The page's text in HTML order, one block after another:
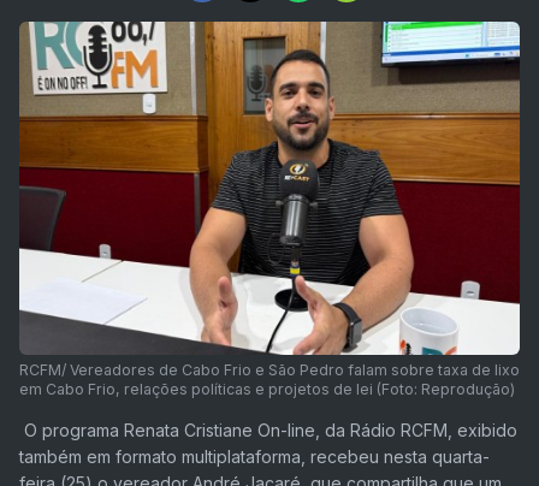
RCFM/ Vereadores de Cabo Frio e São Pedro falam sobre taxa de lixo
em Cabo Frio, relações políticas e projetos de lei (Foto: Reprodução)
O programa Renata Cristiane On-line, da Rádio RCFM, exibido
também em formato multiplataforma, recebeu nesta quarta-